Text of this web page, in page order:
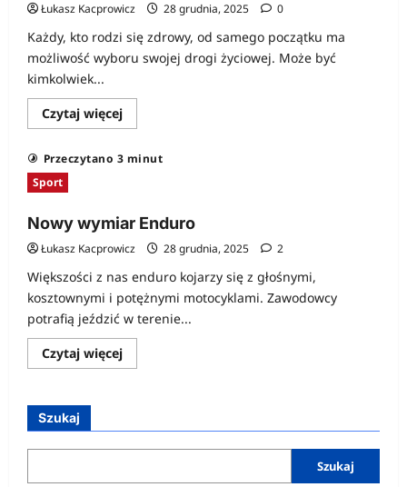
Łukasz Kacprowicz 28 grudnia, 2025 0
Każdy, kto rodzi się zdrowy, od samego początku ma
możliwość wyboru swojej drogi życiowej. Może być
kimkolwiek...
Czytaj więcejDowiedz
się
Jaki
Przeczytano 3 minut
Sport
Nowy wymiar Enduro
Łukasz Kacprowicz 28 grudnia, 2025 2
Większości z nas enduro kojarzy się z głośnymi,
kosztownymi i potężnymi motocyklami. Zawodowcy
potrafią jeździć w terenie...
Czytaj więcejDowiedz
się
Enduro
Szukaj
Szukaj